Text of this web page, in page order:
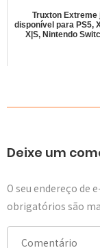
Truxton Extreme
disponível para PS5,
X|S, Nintendo
Deixe um
O seu endereço de
obrigatórios são